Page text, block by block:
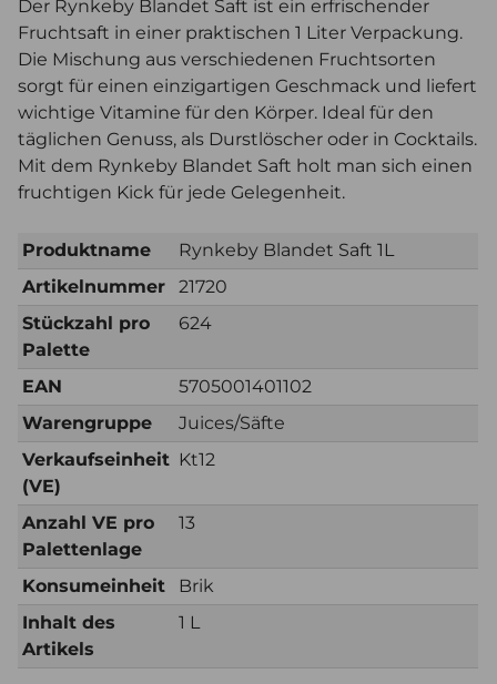
Der Rynkeby Blandet Saft ist ein erfrischender
Fruchtsaft in einer praktischen 1 Liter Verpackung.
Die Mischung aus verschiedenen Fruchtsorten
sorgt für einen einzigartigen Geschmack und liefert
wichtige Vitamine für den Körper. Ideal für den
täglichen Genuss, als Durstlöscher oder in Cocktails.
Mit dem Rynkeby Blandet Saft holt man sich einen
fruchtigen Kick für jede Gelegenheit.
Produktname
Rynkeby Blandet Saft 1L
Artikelnummer
21720
Stückzahl pro
Palette
624
EAN
5705001401102
Warengruppe
Juices/Säfte
Verkaufseinheit
(VE)
Kt12
Anzahl VE pro
Palettenlage
13
Konsumeinheit
Brik
Inhalt des
Artikels
1 L